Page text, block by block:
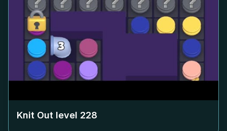
Knit Out level 228